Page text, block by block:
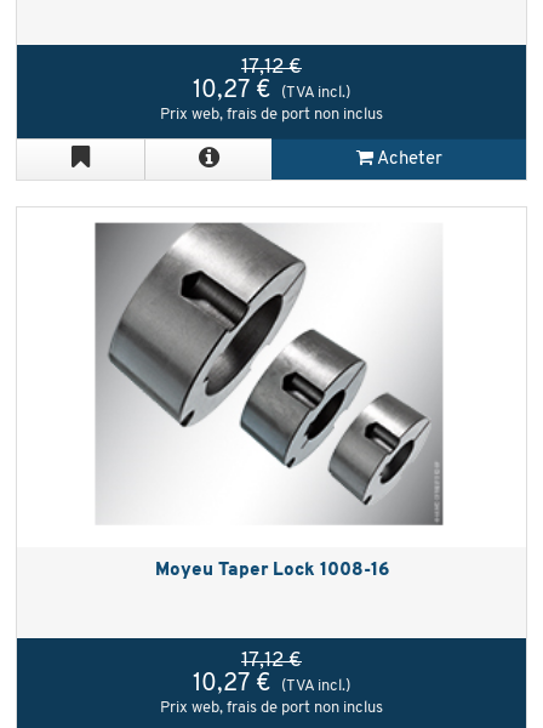
17,12 €
10,27 €
(TVA incl.)
Prix web, frais de port non inclus
Acheter
Moyeu Taper Lock 1008-16
17,12 €
10,27 €
(TVA incl.)
Prix web, frais de port non inclus